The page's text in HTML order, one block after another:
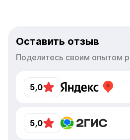
Оставить отзыв
Поделитесь своим опытом
5,0
5,0